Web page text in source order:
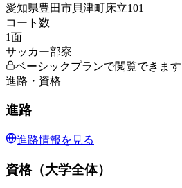
愛知県豊田市貝津町床立101
コート数
1面
サッカー部寮
ベーシックプランで閲覧できます
進路・資格
進路
進路情報を見る
資格（大学全体）